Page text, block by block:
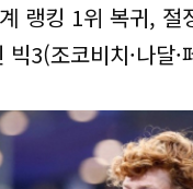
랭킹 1위 복귀, 절
3(조코비치·나달